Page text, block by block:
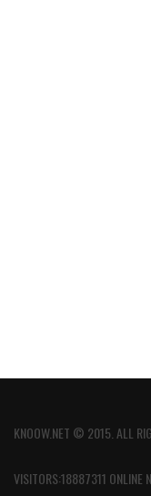
KNOOW.NET © 2015. ALL
VISITORS:18887311 ONLINE